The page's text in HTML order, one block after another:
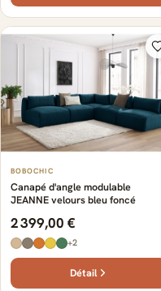
BOBOCHIC
Canapé d'angle modulable
JEANNE velours bleu foncé
2 399,00 €
+2
Détail